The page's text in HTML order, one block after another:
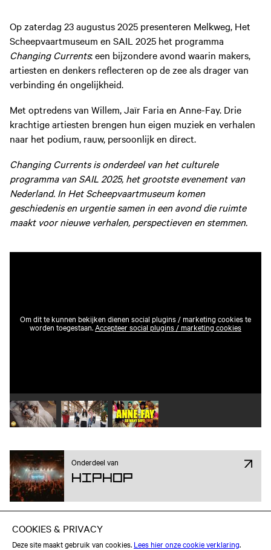
Op zaterdag 23 augustus 2025 presenteren Melkweg, Het
Scheepvaartmuseum en SAIL 2025 het programma
Changing Currents: een bijzondere avond waarin makers,
artiesten en denkers reflecteren op de zee als drager van
verbinding én ongelijkheid.
Met optredens van Willem, Jaïr Faria en Anne-Fay. Drie
krachtige artiesten brengen hun eigen muziek en verhalen
naar het podium, rauw, persoonlijk en direct.
Changing Currents is onderdeel van het culturele
programma van SAIL 2025, het grootste evenement van
Nederland. In Het Scheepvaartmuseum komen
geschiedenis en urgentie samen in een avond die ruimte
maakt voor nieuwe verhalen, perspectieven en stemmen.
Om dit te kunnen bekijken dienen social plugins / marketing cookies te
worden toegestaan.Accepteer social plugins / marketing cookies
Speel video 1 afSpeel video 2 afSpeel video 3 af
Onderdeel van
Hiphop